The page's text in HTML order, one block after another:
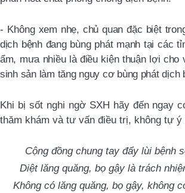
- Không xem nhẹ, chủ quanđặc biệt
dịch bệnh đang bùng phát mạnh tại các
ẩm, mưa nhiềulà điều kiện thuận lợi cho
sinh sản làm tăng nguy cơ bùng phát dịch
Khi bị sốt nghi ngờ SXH hãy đến ngay
thăm khám và tư vấn điều trị, không tự ý
Cộng đồng chung tay đẩy lùi bệnh
Diệt lăng quăng, bọ gậy là trách
Không có lăng quăng, bọ gậy, không